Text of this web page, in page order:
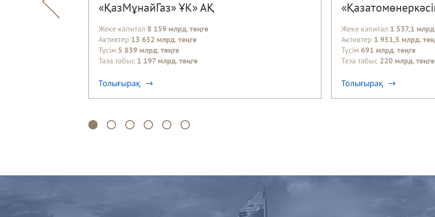
«ҚазМұнайГаз» ҰК» АҚ
Жеке капитал 8 159 млрд. теңге
Активтер 13 652 млрд. теңге
Түсім 5 839 млрд. теңге
Таза табыс 1 197 млрд. теңге
Толығырақ
Жеке капитал 1 537,1
Активтер 1 951,5 млрд.
Түсім 691 млрд. теңге
Таза табыс 220 млрд. теңге
Толығырақ